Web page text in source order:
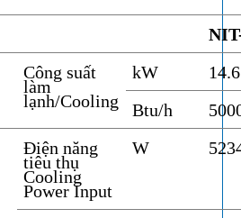
Công suất
làm
lạnh/Cooling
kW
Btu/h
Điện năng
tiêu thụ
Cooling
Power Input
W